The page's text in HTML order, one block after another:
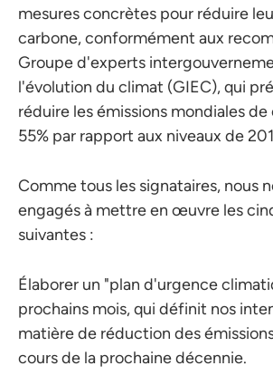
mesures concrètes pour réduire
carbone, conformément aux
Groupe d'experts
l'évolution du climat (GIEC), qui
réduire les émissions mondiales
55% par rapport aux niveaux de
Comme tous les signataires, nous
engagés à mettre en œuvre les
suivantes :
Élaborer un "plan d'urgence
prochains mois, qui définit nos
matière de réduction des
cours de la prochaine décennie.